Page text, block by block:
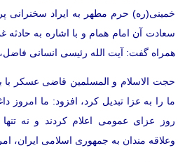
خمینی(ره) حرم مطهر به ایراد سخنرانی
سعادت آن امام همام و با اشاره به
همراه گفت: آیت الله رئیسی انسانی فاضل،
حجت الاسلام و المسلمین قاضی عسکر با
روز عزای عمومی اعلام کردند و نه
وعلاقه مندان به جمهوری اسلامی ایران،